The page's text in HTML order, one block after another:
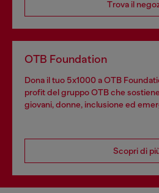
Trova il
OTB Foundation
Dona il tuo 5x1000 a OTB
profit del gruppo OTB che
giovani, donne, inclusione ed
Scopri di